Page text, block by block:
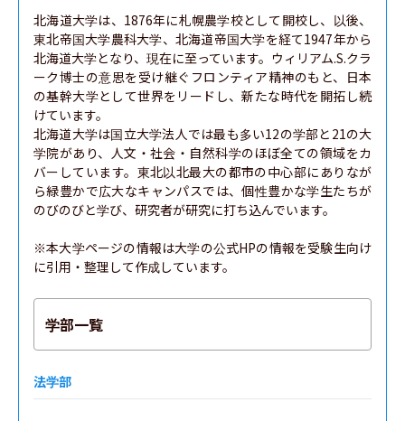
北海道大学は、1876年に札幌農学校として開校し、以後、
東北帝国大学農科大学、北海道帝国大学を経て1947年から
北海道大学となり、現在に至っています。ウィリアム.S.クラ
ーク博士の意思を受け継ぐフロンティア精神のもと、日本
の基幹大学として世界をリードし、新たな時代を開拓し続
けています。
北海道大学は国立大学法人では最も多い12の学部と21の大
学院があり、人文・社会・自然科学のほぼ全ての領域をカ
バーしています。東北以北最大の都市の中心部にありなが
ら緑豊かで広大なキャンパスでは、個性豊かな学生たちが
のびのびと学び、研究者が研究に打ち込んでいます。
※本大学ページの情報は大学の公式HPの情報を受験生向け
に引用・整理して作成しています。
学部一覧
法学部